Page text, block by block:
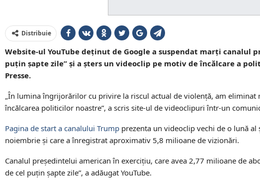
Distribuie
Website-ul YouTube deţinut de Google a suspendat marţi
puţin şapte zile” şi a şters un videoclip pe motiv de încălcare a
Presse.
„În lumina îngrijorărilor cu privire la riscul actual de violenţă, am
încălcarea politicilor noastre”, a scris site-ul de videoclipuri într-un
Pagina de start a canalului Trump prezenta un videoclip vechi de o lună
noiembrie şi care a înregistrat aproximativ 5,8 milioane de vizionări.
Canalul preşedintelui american în exerciţiu, care avea 2,77 milioane de
de cel puţin şapte zile”, a adăugat YouTube.